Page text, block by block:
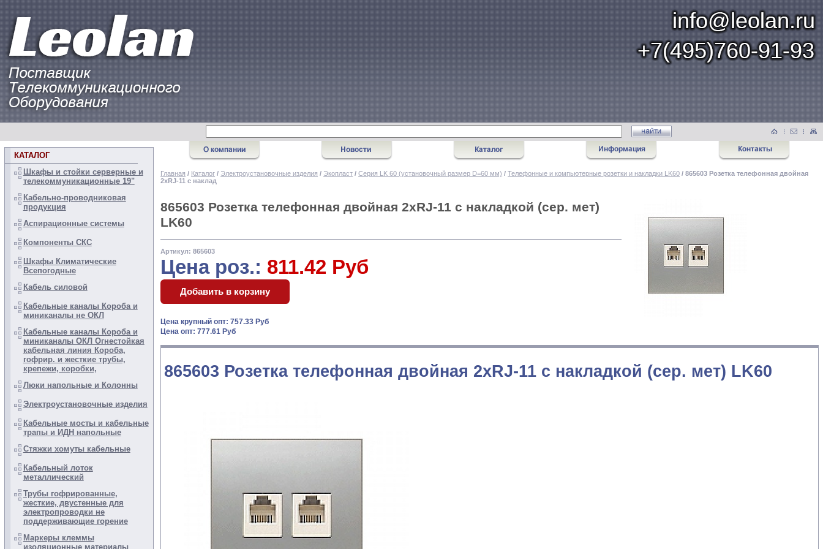
КАТАЛОГ
Шкафы и стойки серверные и
телекоммуникационные 19"
Кабельно-проводниковая
продукция
Аспирационные системы
Компоненты СКС
Шкафы Климатические
Всепогодные
Кабель силовой
Кабельные каналы Короба и
миниканалы не ОКЛ
Кабельные каналы Короба и
миниканалы ОКЛ Огнестойкая
кабельная линия Короба,
гофрир. и жесткие трубы,
крепежи, коробки,
Люки напольные и Колонны
Электроустановочные изделия
Кабельные мосты и кабельные
трапы и ИДН напольные
Стяжки хомуты кабельные
Кабельный лоток
металлический
Трубы гофрированные,
жесткие, двустенные для
электропроводки не
поддерживающие горение
Маркеры клеммы
изоляционные материалы
Главная / Каталог / Электроустановочные изделия / Экопласт /Серия LK 60 (установочный размер D=60 мм) /Телефонные и компьютерные розетки и накладки LK60 / 865603 Розетка телефонная двойная
2хRJ-11 с наклад
865603 Розетка телефонная двойная 2хRJ-11 с накладкой (сер. мет)
LK60
Артикул: 865603
Цена роз.: 811.42 Руб
Цена крупный опт: 757.33 Руб
Цена опт: 777.61 Руб
865603 Розетка телефонная двойная 2хRJ-11 с накладкой (сер. мет) LK60